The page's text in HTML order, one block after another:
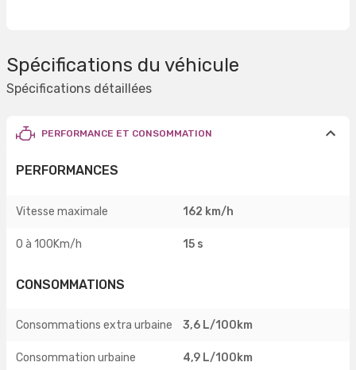
Spécifications du véhicule
Spécifications détaillées
PERFORMANCE ET CONSOMMATION
PERFORMANCES
Vitesse maximale 162 km/h
0 à 100Km/h 15 s
CONSOMMATIONS
Consommations extra urbaine 3,6 L/100km
Consommation urbaine 4,9 L/100km